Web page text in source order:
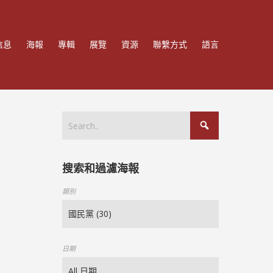
息 海報 專輯 展覽 資源 聯繫方式 語言
搜索和過濾海報
類別
日期